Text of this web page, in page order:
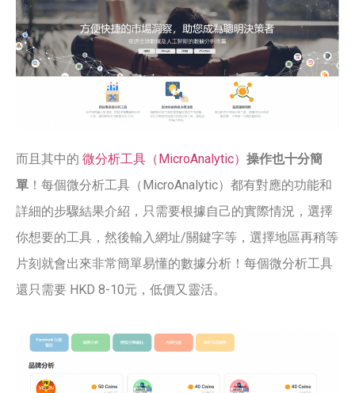
而且其中的 微分析工具（MicroAnalytic） 操作也十分簡
單 ！每個微分析工具（MicroAnalytic）都有對應的功能和
詳細的步驟結果介紹，只需要根據自己的實際情況，選擇
你想要的工具，然後輸入網址/關鍵字等，選擇地區再稍等
片刻就會出來非常簡單易懂的數據分析！每個微分析工具
還只需要 HKD 8-10元，低價又靈活。